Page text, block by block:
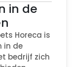
in de
Horeca is
in de
bedrijf zich